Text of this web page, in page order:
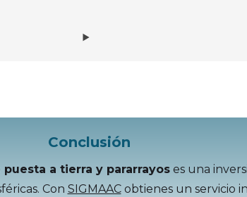
Conclusión
a tierra y pararrayos es una
Con SIGMAACobtienes un servicio